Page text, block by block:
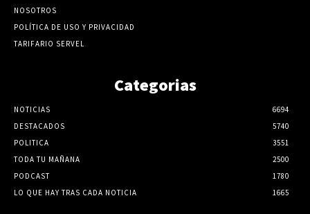
NOSOTROS
POLÍTICA DE USO Y PRIVACIDAD
TARIFARIO SERVEL
Categorias
NOTICIAS
6694
DESTACADOS
5740
POLITICA
3551
TODA TU MAÑANA
2500
PODCAST
1780
LO QUE HAY TRAS CADA NOTICIA
1665